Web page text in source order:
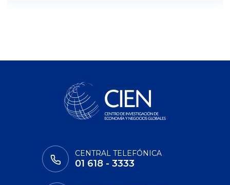
CENTRAL TELEFÓNICA
01 618 - 3333